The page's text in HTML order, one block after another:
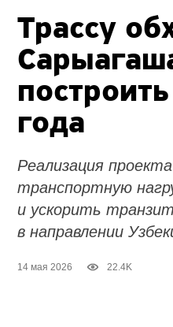
Трассу
года
Реализация
транспортную
и ускорить
в направлении
14 мая 2026 22.4K